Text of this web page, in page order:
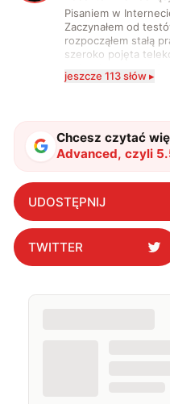
Pisaniem w
Zaczynałem od
rozpocząłem stałą
szeroko pojęta
wciągająca co
że do urządzeń
środku nocy. Od
antykomórkowe w
wylewanego przez
to dobrze. Na
Online i
WhatNext.pl, gdzie
naczelnego. Życie
interesując się
pogardzę dobrą
komputerowymi czy
jeszcze 113 słów ▸
Chcesz czytać
Advanced, czyli
działać w nowej
UDOSTĘPNIJ
TWITTER